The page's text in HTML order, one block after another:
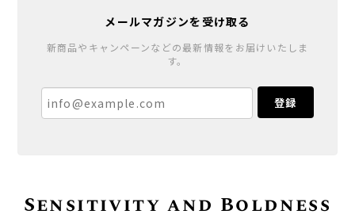
メールマガジンを受け取る
新商品やキャンペーンなどの最新情報をお届けいたしま
す。
登録
Sensitivity and Boldness